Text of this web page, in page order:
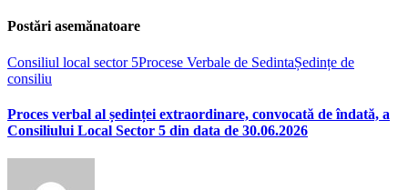
Postări asemănatoare
Consiliul local sector 5Procese Verbale de SedintaȘedințe de
consiliu
Proces verbal al ședinței extraordinare, convocată de îndată, a
Consiliului Local Sector 5 din data de 30.06.2026